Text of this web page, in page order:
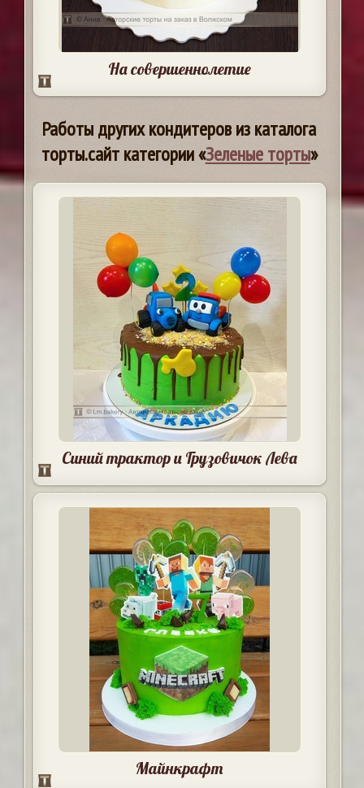
На совершеннолетие
Работы других кондитеров из каталога
торты.сайт категории «Зеленые торты»
Синий трактор и Грузовичок Лева
Майнкрафт